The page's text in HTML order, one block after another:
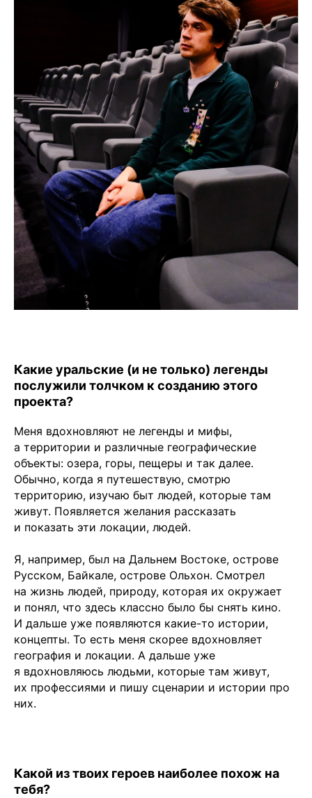
Какие уральские (и не только) легенды
послужили толчком к созданию этого
проекта?
Меня вдохновляют не легенды и мифы,
а территории и различные географические
объекты: озера, горы, пещеры и так далее.
Обычно, когда я путешествую, смотрю
территорию, изучаю быт людей, которые там
живут. Появляется желания рассказать
и показать эти локации, людей.
Я, например, был на Дальнем Востоке, острове
Русском, Байкале, острове Ольхон. Смотрел
на жизнь людей, природу, которая их окружает
и понял, что здесь классно было бы снять кино.
И дальше уже появляются какие-то истории,
концепты. То есть меня скорее вдохновляет
география и локации. А дальше уже
я вдохновляюсь людьми, которые там живут,
их профессиями и пишу сценарии и истории про
них.
Какой из твоих героев наиболее похож на
тебя?